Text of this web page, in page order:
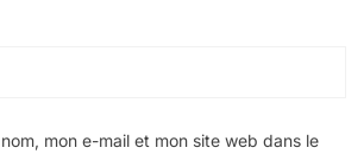
mon e-mail et mon site web dans le